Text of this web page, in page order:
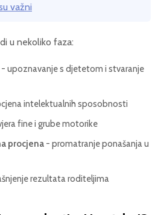
važni
u nekoliko faza:
- upoznavanje s djetetom i stvaranje
intelektualnih sposobnosti
fine i grube motorike
procjena - promatranje ponašanja u
rezultata roditeljima